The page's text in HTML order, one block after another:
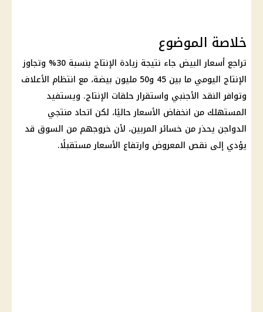
خلاصة الموضوع
تراجعأسعار البيض
جاء نتيجة زيادة الإنتاج بنسبة 30% وتجاوز
الإنتاج اليومي ما بين 45 و50 مليون بيضة، مع انتظام الأعلاف
وتوافر النقد الأجنبي واستقرار حلقات الإنتاج. ويستفيد
المستهلك من انخفاض الأسعارحاليًا، لكن اتحاد منتجي
الدواجن يحذر من خسائر المربين، لأن خروجهم من السوق قد
يؤدي إلى نقص المعروض وارتفاع الأسعارمستقبلًا.